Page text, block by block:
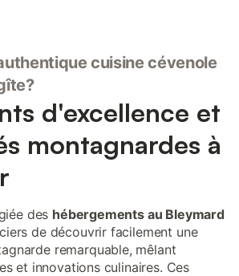
cuisine cévenole
d'excellence et
montagnardes à
des hébergements au Bleymard
de découvrir facilement une
remarquable, mêlant
et innovations culinaires. Ces